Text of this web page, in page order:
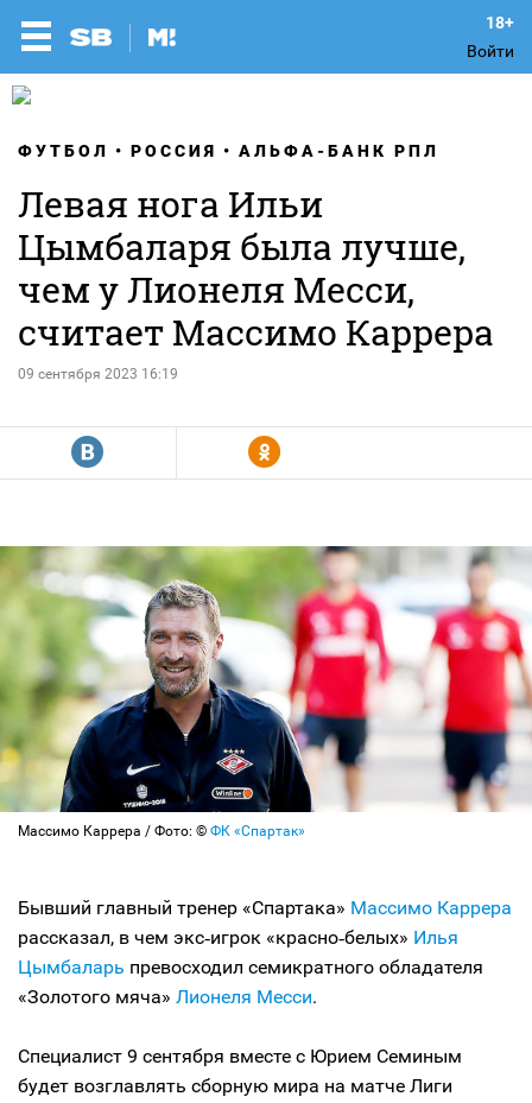
Войти
ФУТБОЛ РОССИЯ АЛЬФА-БАНК РПЛ
Левая нога Ильи
Цымбаларя была лучше,
чем у Лионеля Месси,
считает Массимо Каррера
09 сентября 2023 16:19
R Y
Массимо Каррера / Фото: © ФК «Спартак»
Бывший главный тренер «Спартака» Массимо Каррера
рассказал, в чем экс‑игрок «красно‑белых» Илья
Цымбаларь превосходил семикратного обладателя
«Золотого мяча» Лионеля Месси.
Специалист 9 сентября вместе с Юрием Семиным
будет возглавлять сборную мира на матче Лиги